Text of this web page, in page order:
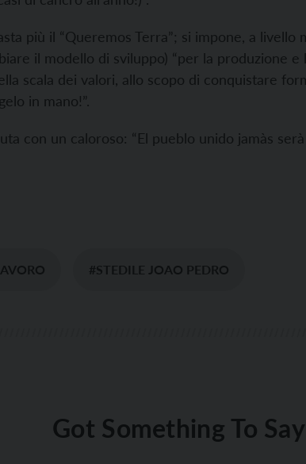
più il “Queremos Terra”; si impone, a livello
il modello di sviluppo) “per la produzione e
scala dei valori, allo scopo di conquistare
in mano!”.
con un caloroso: “El pueblo unido jamàs serà
#STEDILE JOAO PEDRO
Got Something To